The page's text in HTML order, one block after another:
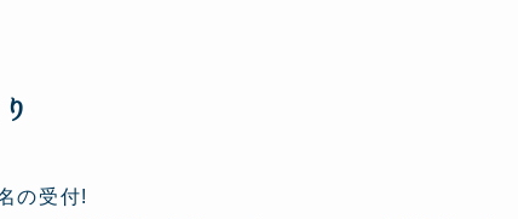
の受付!